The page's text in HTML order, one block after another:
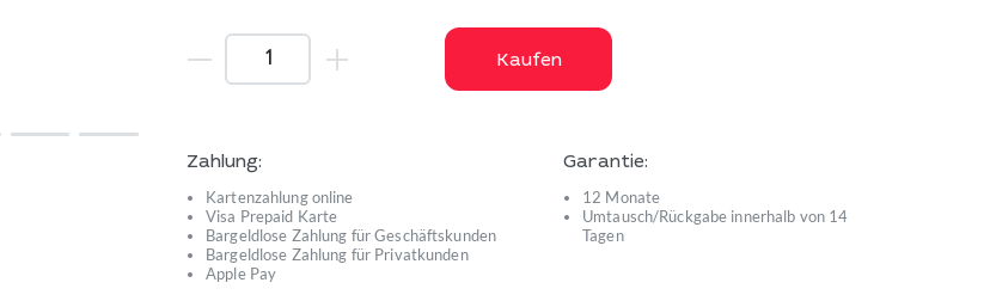
Kaufen
Zahlung:
Kartenzahlung online
Visa Prepaid Karte
Bargeldlose Zahlung für Geschäftskunden
Bargeldlose Zahlung für Privatkunden
Apple Pay
Garantie:
12 Monate
Umtausch/Rückgabe innerhalb von 14
Tagen